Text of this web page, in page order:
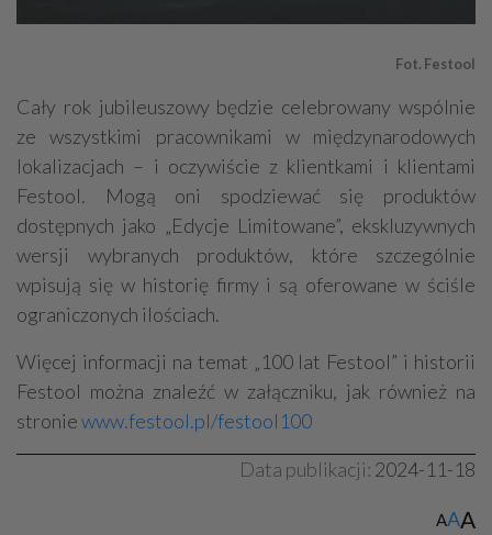
Fot. Festool
Cały rok jubileuszowy będzie celebrowany wspólnie
ze wszystkimi pracownikami w międzynarodowych
lokalizacjach – i oczywiście z klientkami i klientami
Festool. Mogą oni spodziewać się produktów
dostępnych jako „Edycje Limitowane”, ekskluzywnych
wersji wybranych produktów, które szczególnie
wpisują się w historię firmy i są oferowane w ściśle
ograniczonych ilościach.
Więcej informacji na temat „100 lat Festool” i historii
Festool można znaleźć w załączniku, jak również na
stroniewww.festool.pl/festool100
Data publikacji: 2024-11-18
AAA